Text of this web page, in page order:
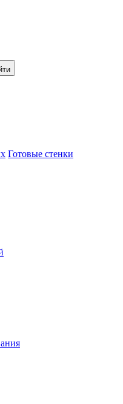
Готовые стенки